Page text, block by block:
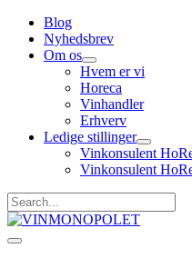
indholdet
Blog
Nyhedsbrev
Om os
Hvem er vi
Horeca
Vinhandler
Erhverv
Ledige stillinger
Vinkonsulent
Vinkonsulent
Search...
Hovedmenu